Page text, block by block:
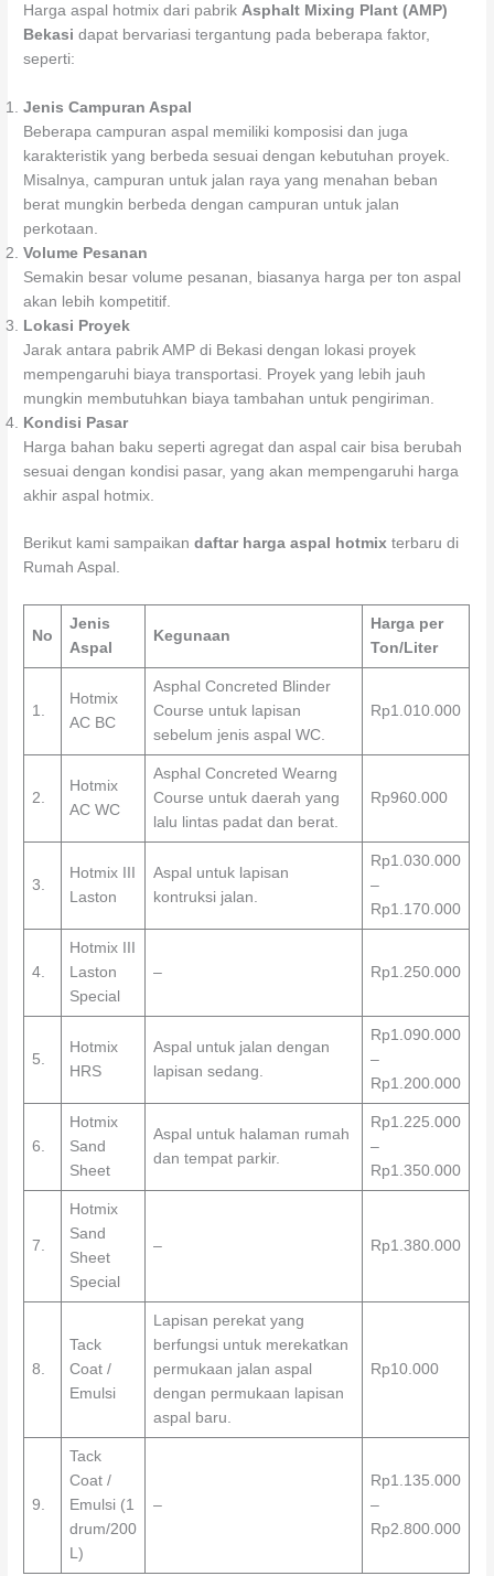
Harga aspal hotmix dari pabrikAsphalt Mixing Plant (AMP)
Bekasi dapat bervariasi tergantung pada beberapa faktor,
seperti:
Jenis Campuran Aspal
Beberapa campuran aspal memiliki komposisi dan juga
karakteristik yang berbeda sesuai dengan kebutuhan proyek.
Misalnya, campuran untuk jalan raya yang menahan beban
berat mungkin berbeda dengan campuran untuk jalan
perkotaan.
Volume Pesanan
Semakin besar volume pesanan, biasanya harga per ton aspal
akan lebih kompetitif.
Lokasi Proyek
Jarak antara pabrik AMP di Bekasi dengan lokasi proyek
mempengaruhi biaya transportasi. Proyek yang lebih jauh
mungkin membutuhkan biaya tambahan untuk pengiriman.
Kondisi Pasar
Harga bahan baku seperti agregat dan aspal cair bisa berubah
sesuai dengan kondisi pasar, yang akan mempengaruhi harga
akhir aspal hotmix.
Berikut kami sampaikandaftar harga aspal hotmixterbaru di
Rumah Aspal.
No
Jenis
Aspal
Kegunaan
Harga per
Ton/Liter
1.
Hotmix
AC BC
Asphal Concreted Blinder
Course untuk lapisan
sebelum jenis aspal WC.
Rp1.010.000
2.
Hotmix
AC WC
Asphal Concreted Wearng
Course untuk daerah yang
lalu lintas padat dan berat.
Rp960.000
3.
Hotmix III
Laston
Aspal untuk lapisan
kontruksi jalan.
Rp1.030.000
–
Rp1.170.000
4.
Hotmix III
Laston
Special
– Rp1.250.000
5.
Hotmix
HRS
Aspal untuk jalan dengan
lapisan sedang.
Rp1.090.000
–
Rp1.200.000
6.
Hotmix
Sand
Sheet
Aspal untuk halaman rumah
dan tempat parkir.
Rp1.225.000
–
Rp1.350.000
7.
Hotmix
Sand
Sheet
Special
– Rp1.380.000
8.
Tack
Coat /
Emulsi
Lapisan perekat yang
berfungsi untuk merekatkan
permukaan jalan aspal
dengan permukaan lapisan
aspal baru.
Rp10.000
9.
Tack
Coat /
Emulsi (1
drum/200
L)
–
Rp1.135.000
–
Rp2.800.000